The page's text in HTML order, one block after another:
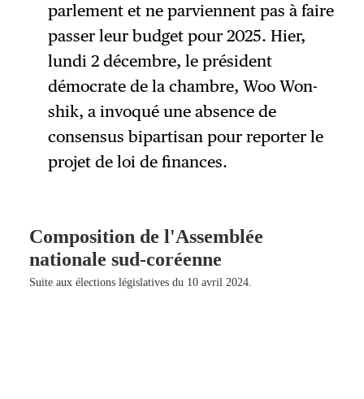
parlement et ne parviennent pas à faire
passer leur budget pour 2025. Hier,
lundi 2 décembre, le président
démocrate de la chambre, Woo Won-
shik, a invoqué une absence de
consensus bipartisan pour reporter le
projet de loi de finances.